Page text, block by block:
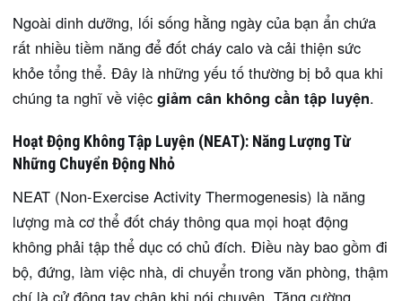
Ngoài dinh dưỡng, lối sống hằng ngày của bạn ẩn chứa
rất nhiều tiềm năng để đốt cháy calo và cải thiện sức
khỏe tổng thể. Đây là những yếu tố thường bị bỏ qua khi
chúng ta nghĩ về việc giảm cân không cần tập luyện.
Hoạt Động Không Tập Luyện (NEAT): Năng Lượng Từ
Những Chuyển Động Nhỏ
NEAT (Non-Exercise Activity Thermogenesis) là năng
lượng mà cơ thể đốt cháy thông qua mọi hoạt động
không phải tập thể dục có chủ đích. Điều này bao gồm đi
bộ, đứng, làm việc nhà, di chuyển trong văn phòng, thậm
chí là cử động tay chân khi nói chuyện. Tăng cường